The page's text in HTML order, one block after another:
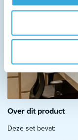
Over dit product
Deze set bevat: